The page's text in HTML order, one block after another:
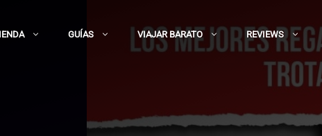
GUÍAS VIAJAR BARATO REVIEWS